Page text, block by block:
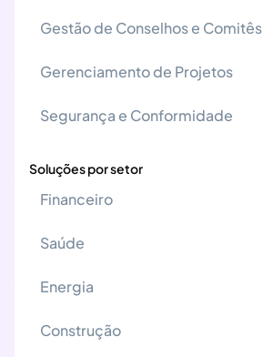
Gestão de Conselhos e Comitês
Gerenciamento de Projetos
Segurança e Conformidade
Soluções por setor
Financeiro
Saúde
Energia
Construção